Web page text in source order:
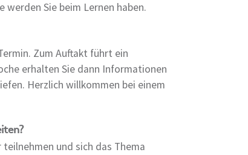
Sie beim Lernen haben.
Zum Auftakt führt ein
erhalten Sie dann Informationen
Herzlich willkommen bei einem
und sich das Thema